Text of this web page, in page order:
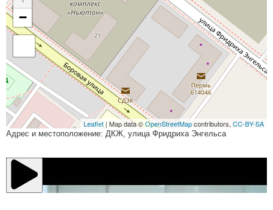
−
Leaflet | Map data ©OpenStreetMapcontributors, CC-BY-SA
Адрес и местоположение: ДКЖ, улица Фридриха Энгельса